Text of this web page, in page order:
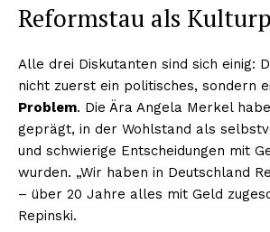
Reformstau als
Alle drei Diskutanten sind sich einig:
nicht zuerst ein politisches, sondern
Problem. Die Ära Angela Merkel
geprägt, in der Wohlstand als
und schwierige Entscheidungen mit
wurden. „Wir haben in Deutschland
– über 20 Jahre alles mit Geld
Repinski.